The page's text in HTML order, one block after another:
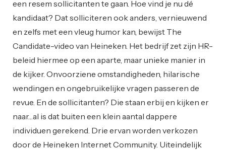
een resem sollicitanten te gaan. Hoe vind je nu dé
kandidaat? Dat solliciteren ook anders, vernieuwend
en zelfs met een vleug humor kan, bewijst The
Candidate-video van Heineken. Het bedrijf zet zijn HR-
beleid hiermee op een aparte, maar unieke manier in
de kijker. Onvoorziene omstandigheden, hilarische
wendingen en ongebruikelijke vragen passeren de
revue. En de sollicitanten? Die staan erbij en kijken er
naar…al is dat buiten een klein aantal dappere
individuen gerekend. Drie ervan worden verkozen
door de Heineken Internet Community. Uiteindelijk